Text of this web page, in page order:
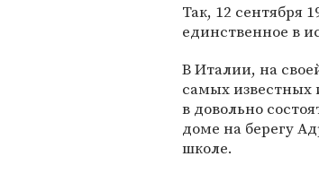
Так, 12 сентября
единственное в
В Италии, на
самых известных
в довольно
доме на берегу
школе.